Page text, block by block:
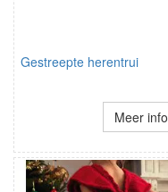
Gestreepte herentrui
Meer info